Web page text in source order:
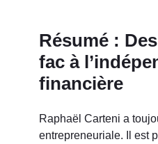
Résumé :
fac à
financière
Raphaël Carteni a
entrepreneuriale. Il est